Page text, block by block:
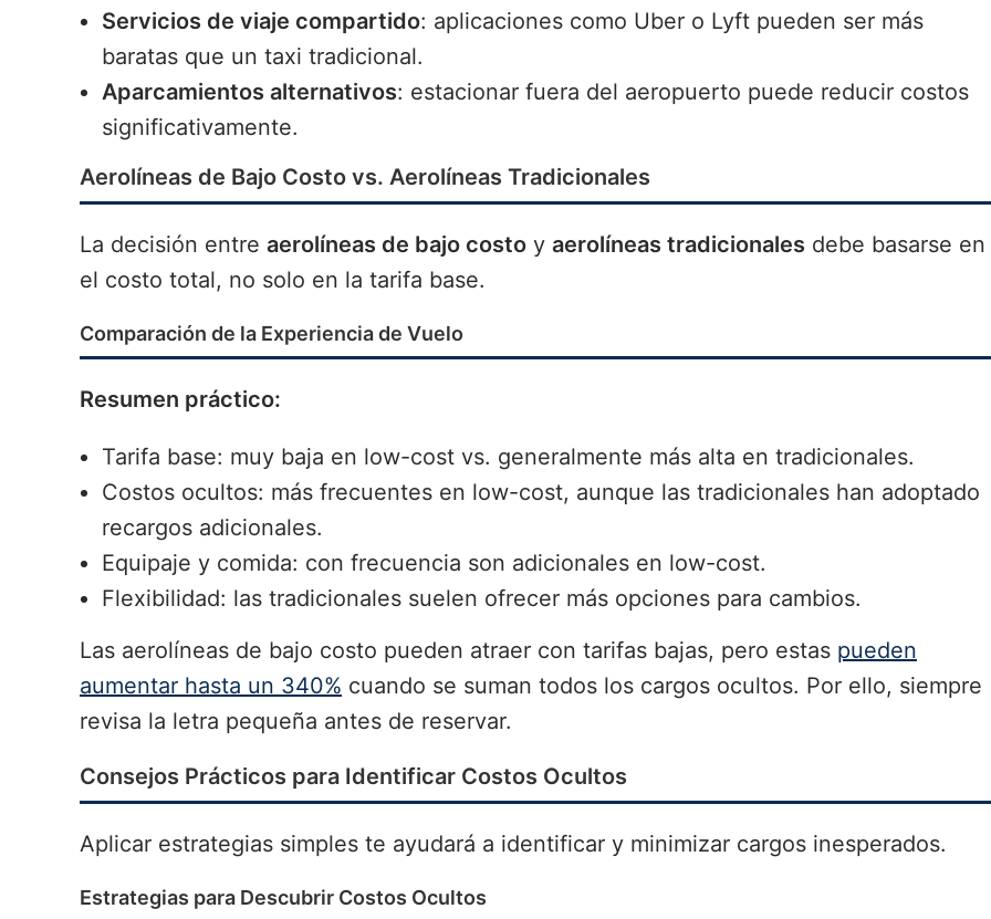
Servicios de viaje compartido: aplicaciones como Uber o Lyft pueden ser más
baratas que un taxi tradicional.
Aparcamientos alternativos: estacionar fuera del aeropuerto puede reducir costos
significativamente.
Aerolíneas de Bajo Costo vs. Aerolíneas Tradicionales
La decisión entre aerolíneas de bajo costo y aerolíneas tradicionales debe basarse en
el costo total, no solo en la tarifa base.
Comparación de la Experiencia de Vuelo
Resumen práctico:
Tarifa base: muy baja en low-cost vs. generalmente más alta en tradicionales.
Costos ocultos: más frecuentes en low-cost, aunque las tradicionales han adoptado
recargos adicionales.
Equipaje y comida: con frecuencia son adicionales en low-cost.
Flexibilidad: las tradicionales suelen ofrecer más opciones para cambios.
Las aerolíneas de bajo costo pueden atraer con tarifas bajas, pero estas pueden
aumentar hasta un 340% cuando se suman todos los cargos ocultos. Por ello, siempre
revisa la letra pequeña antes de reservar.
Consejos Prácticos para Identificar Costos Ocultos
Aplicar estrategias simples te ayudará a identificar y minimizar cargos inesperados.
Estrategias para Descubrir Costos Ocultos